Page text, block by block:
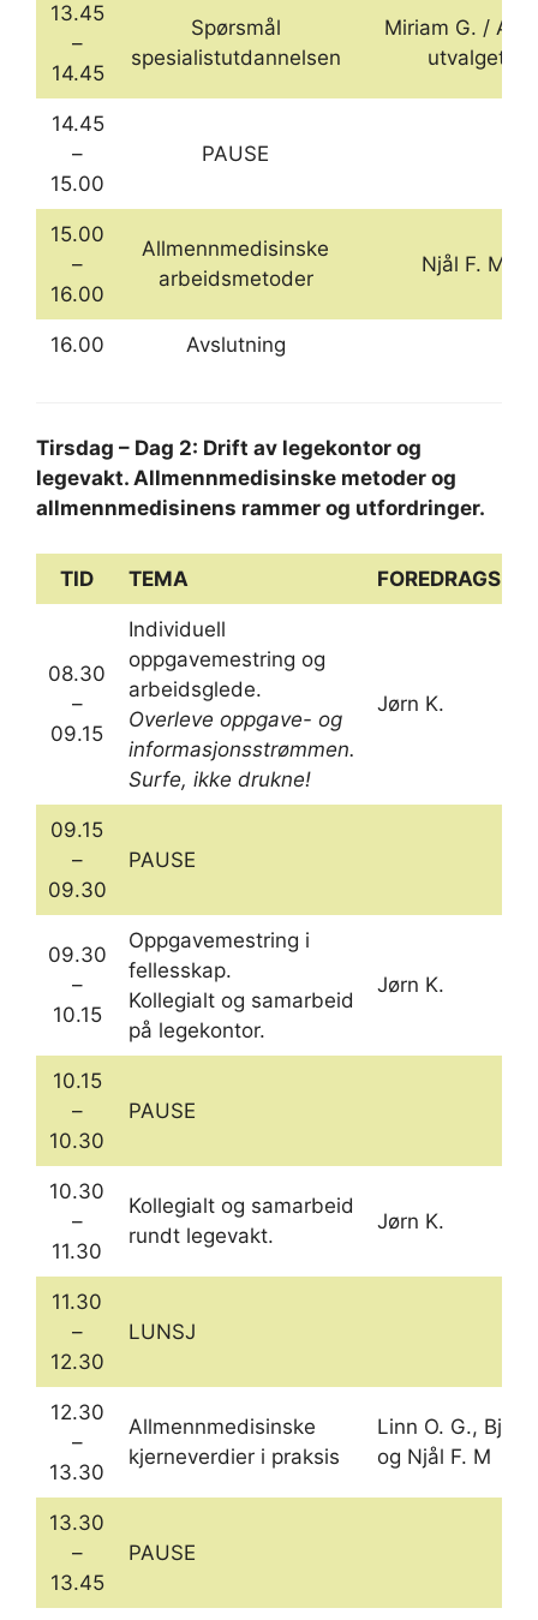
13.45
–
14.45
Spørsmål
spesialistutdannelsen
Miriam G. /
utvalget
14.45
–
15.00
PAUSE
15.00
–
16.00
Allmennmedisinske
arbeidsmetoder
Njål F. M.
16.00 Avslutning
Tirsdag – Dag 2: Drift av legekontor og
legevakt. Allmennmedisinske metoder og
allmennmedisinens rammer og utfordringer.
TID TEMA
08.30
–
09.15
Individuell
oppgavemestring og
arbeidsglede.
Overleve oppgave- og
informasjonsstrømmen.
Surfe, ikke drukne!
Jørn K.
09.15
–
09.30
PAUSE
09.30
–
10.15
Oppgavemestring i
fellesskap.
Kollegialt og samarbeid
på legekontor.
Jørn K.
10.15
–
10.30
PAUSE
10.30
–
11.30
Kollegialt og samarbeid
rundt legevakt.
Jørn K.
11.30
–
12.30
LUNSJ
12.30
–
13.30
Allmennmedisinske
kjerneverdier i praksis
Linn O. G.,
og Njål F. M
13.30
–
13.45
PAUSE